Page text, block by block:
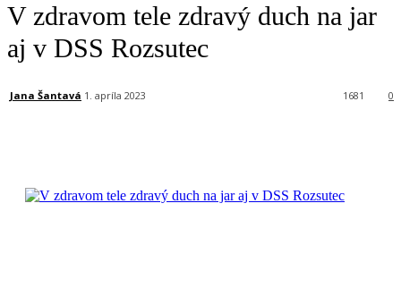
V zdravom tele zdravý duch na jar
aj v DSS Rozsutec
Jana Šantavá 1. apríla 2023 0
1681